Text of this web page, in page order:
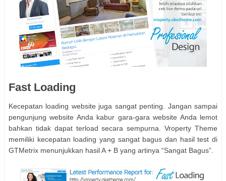
Fast Loading
Kecepatan loading website juga sangat penting. Jangan sampai
pengunjung website Anda kabur gara-gara website Anda lemot
bahkan tidak dapat terload secara sempurna. Vroperty Theme
memiliki kecepatan loading yang sangat bagus dan hasil test di
GTMetrix menunjukkan hasil A + B yang artinya “Sangat Bagus”.